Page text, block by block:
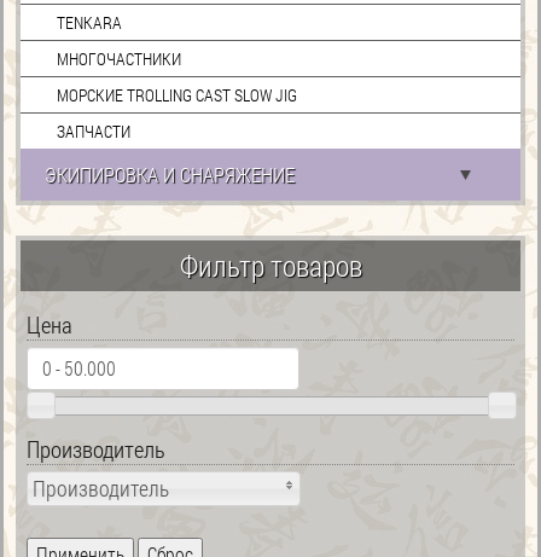
TENKARA
МНОГОЧАСТНИКИ
МОРСКИЕ TROLLING CAST SLOW JIG
ЗАПЧАСТИ
ЭКИПИРОВКА И СНАРЯЖЕНИЕ
Фильтр товаров
Цена
Производитель
Производитель